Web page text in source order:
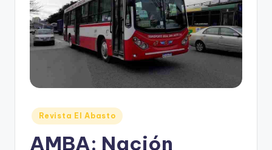
E
M
B
Posted
in
Revista El Abasto
AMBA: Nación